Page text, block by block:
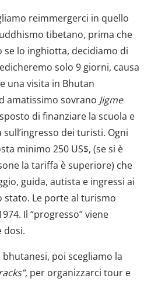
reimmergerci in quello
tibetano, prima che
se lo inghiotta, decidiamo di
solo 9 giorni, causa
una visita in Bhutan
amatissimo sovrano Jigme
di finanziare la scuola e
dei turisti. Ogni
minimo 250 US$, (se si è
la tariffa è superiore) che
guida, autista e ingressi ai
stato. Le porte al turismo
Il “progresso” viene
dosi.
poi scegliamo la
per organizzarci tour e